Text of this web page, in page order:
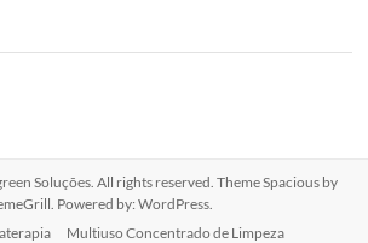
Soluções. All rights reserved. ThemeSpaciousby
Powered by:WordPress.
Multiuso Concentrado de Limpeza